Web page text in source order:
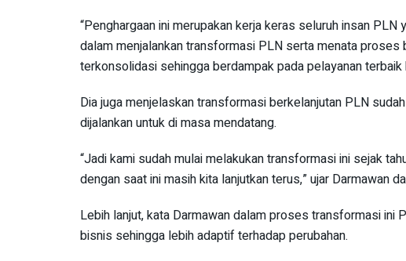
“Penghargaan ini merupakan kerja keras seluruh insan
dalam menjalankan transformasi PLN serta menata
terkonsolidasi sehingga berdampak pada pelayanan terbaik
Dia juga menjelaskan transformasi berkelanjutan PLN
dijalankan untuk di masa mendatang.
“Jadi kami sudah mulai melakukan transformasi ini sejak
dengan saat ini masih kita lanjutkan terus,” ujar Darmawan
Lebih lanjut, kata Darmawan dalam proses transformasi ini
bisnis sehingga lebih adaptif terhadap perubahan.